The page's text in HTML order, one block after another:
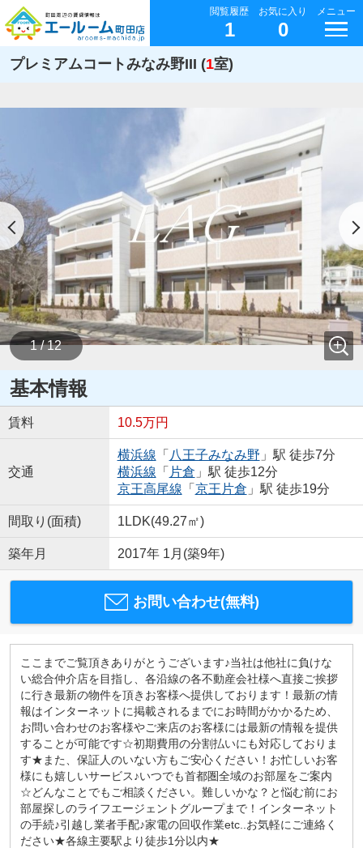
閲覧履歴
1
お気に入り
0
メニュー
プレミアムコートみなみ野III (1室)
1 / 12
基本情報
賃料 10.5万円
交通
横浜線 「 八王子みなみ野 」駅 徒歩7分
横浜線 「 片倉 」駅 徒歩12分
京王高尾線 「 京王片倉 」駅 徒歩19分
間取り(面積) 1LDK(49.27㎡)
築年月 2017年 1月(築9年)
お問い合わせ(無料)
ここまでご覧頂きありがとうございます♪当社は他社に負けな
い総合仲介店を目指し、各沿線の各不動産会社様へ直接ご挨拶
に行き最新の物件を頂きお客様へ提供しております！最新の情
報はインターネットに掲載されるまでにお時間がかかるため、
お問い合わせのお客様やご来店のお客様には最新の情報を提供
することが可能です☆初期費用の分割払いにも対応しておりま
す★また、保証人のいない方もご安心ください！お忙しいお客
様にも嬉しいサービス♪いつでも首都圏全域のお部屋をご案内
☆どんなことでもご相談ください。難しいかな？と悩む前にお
部屋探しのライフエージェントグループまで！インターネット
の手続♪引越し業者手配♪家電の回収作業etc..お気軽にご連絡く
ださい★各線主要駅より徒歩1分以内★